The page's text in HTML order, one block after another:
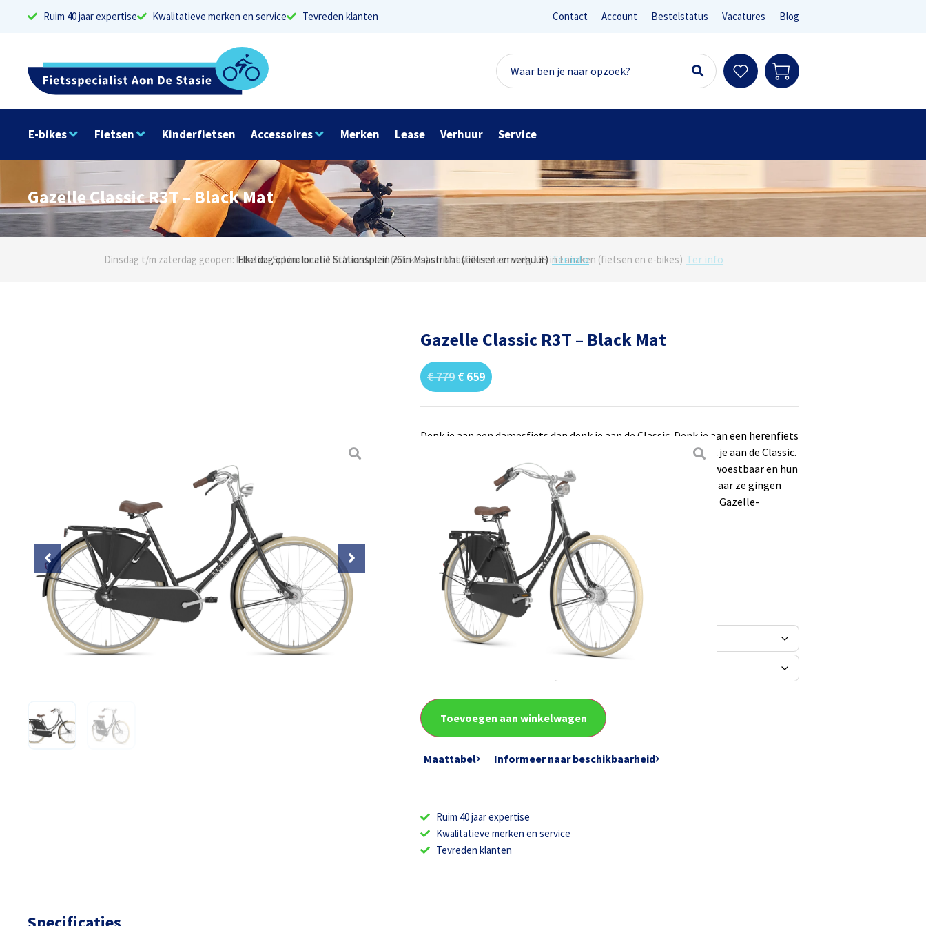
Ruim 40 jaar expertise Kwalitatieve merken en service Tevreden klanten Contact Account Bestelstatus Vacatures Blog
E-bikes Fietsen Kinderfietsen Accessoires Merken Lease Verhuur Service
Gazelle Classic R3T – Black Mat
Dinsdag t/m zaterdag geopen: locaties Sphinxlunet 1 in Maastricht (e-bikes) en Maaseikersteenweg 183 in Lanaken (fietsen en e-bikes) Ter info
Elke dag open: locatie Stationsplein 26 in Maastricht (fietsen en verhuur) Ter info
Onze missie? Tevreden klanten! Lees reviews
Gazelle Classic R3T – Black Mat
€779 € 659
Denk je aan een damesfiets dan denk je aan de Classic. Denk je aan een herenfiets
dan denk je aan de Classic. Denk je aan een omafiets… dan denk je aan de Classic.
Hun kenmerkende frames zijn al talloze jaren nagenoeg onverwoestbaar en hun
nostalgische uitstraling blijft al jaren onverminderd populair. Maar ze gingen
wel met de tijd mee. Klassieke Gazelle-kwaliteit met eigentijds Gazelle-
Zeer comfortabele rechtop zithouding
Gemakkelijk schakelen met Shimano Nexus 3
Veilig remmen met terugtraprem en rollerbrake
Kettingkast en jasbeschermer van authentiek lakdoek
Frame type
Toevoegen aan winkelwagen
Maattabel Informeer naar beschikbaarheid
Ruim 40 jaar expertise
Kwalitatieve merken en service
Tevreden klanten